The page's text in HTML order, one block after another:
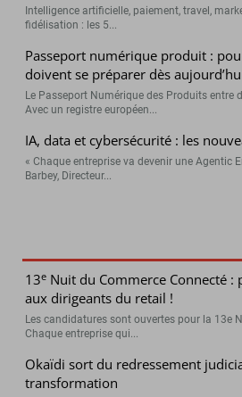
Intelligence artificielle, paiement, travel,
fidélisation : les 5...
Passeport numérique produit :
doivent se préparer dès
Le Passeport Numérique des Produits entre
Avec un registre européen...
IA, data et cybersécurité : les
« Chaque entreprise va devenir une Agentic
Barbey, Directeur...
13e Nuit du Commerce Connecté
aux dirigeants du retail !
Les candidatures sont ouvertes pour la 13e
Chaque entreprise qui...
Okaïdi sort du redressement
transformation